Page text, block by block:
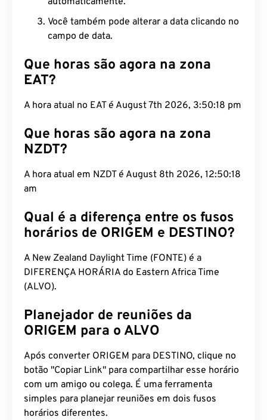
Você também pode alterar a data clicando no
campo de data.
Que horas são agora na zona
EAT?
A hora atual no EAT é August 7th 2026, 3:50:19 pm
Que horas são agora na zona
NZDT?
A hora atual em NZDT é August 8th 2026, 12:50:19
am
Qual é a diferença entre os fusos
horários de ORIGEM e DESTINO?
A New Zealand Daylight Time (FONTE) é a
DIFERENÇA HORÁRIA do Eastern Africa Time
(ALVO).
Planejador de reuniões da
ORIGEM para o ALVO
Após converter ORIGEM para DESTINO, clique no
botão "Copiar Link" para compartilhar esse horário
com um amigo ou colega. É uma ferramenta
simples para planejar reuniões em dois fusos
horários diferentes.